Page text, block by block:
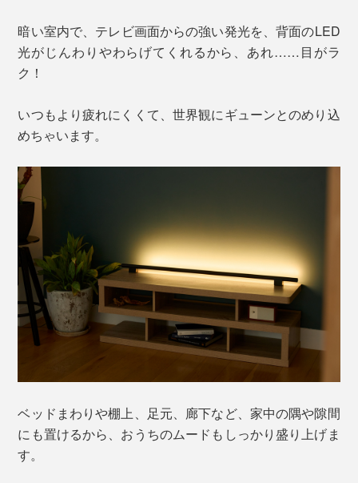
暗い室内で、テレビ画面からの強い発光を、背面のLED
光がじんわりやわらげてくれるから、あれ……目がラ
ク！
いつもより疲れにくくて、世界観にギューンとのめり込
めちゃいます。
ベッドまわりや棚上、足元、廊下など、家中の隅や隙間
にも置けるから、おうちのムードもしっかり盛り上げま
す。